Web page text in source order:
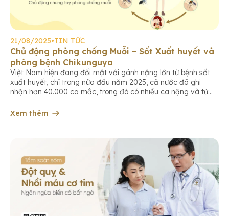
21/08/2025•TIN TỨC
Chủ động phòng chống Muỗi – Sốt Xuất huyết và
phòng bệnh Chikunguya
Việt Nam hiện đang đối mặt với gánh nặng lớn từ bệnh sốt
xuất huyết, chỉ trong nửa đầu năm 2025, cả nước đã ghi
nhận hơn 40.000 ca mắc, trong đó có nhiều ca nặng và tử
có xu hướng gia tăng trên thế […]
Xem thêm